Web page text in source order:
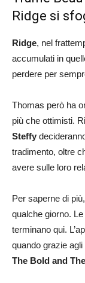
Ridge si
Ridge, nel
accumulati in
perdere per
Thomas però ha
più che ottimisti.
Steffy
tradimento, oltre
avere sulle loro
Per saperne di
qualche giorno.
terminano qui.
quando grazie agli
The Bold and